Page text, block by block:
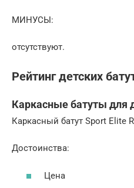
МИНУСЫ:
отсутствуют.
Рейтинг детских
Каркасные батуты для
Каркасный батут Sport Elite
Достоинства:
Цена